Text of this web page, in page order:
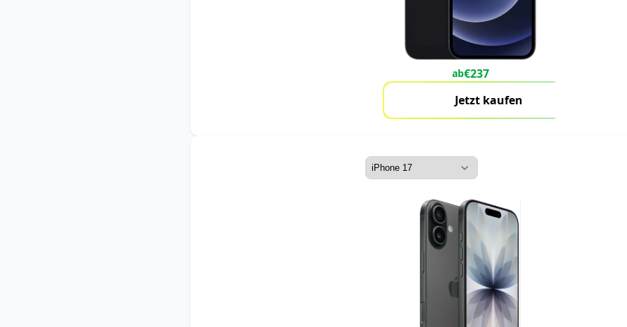
ab€237
Jetzt kaufen